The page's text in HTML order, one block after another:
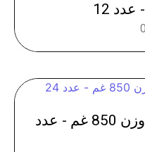
اناناس دايموند - 0813 وزن 850 غم - عدد